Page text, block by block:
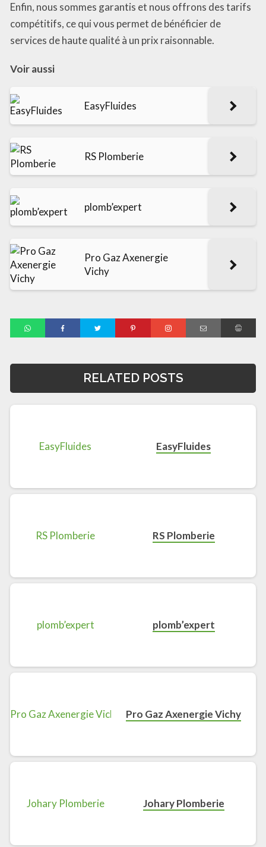
Enfin, nous sommes garantis et nous offrons des tarifs
compétitifs, ce qui vous permet de bénéficier de
services de haute qualité à un prix raisonnable.
Voir aussi
EasyFluides
RS Plomberie
plomb’expert
Pro Gaz Axenergie
Vichy
RELATED POSTS
EasyFluides
RS Plomberie
plomb’expert
Pro Gaz Axenergie Vichy
Johary Plomberie